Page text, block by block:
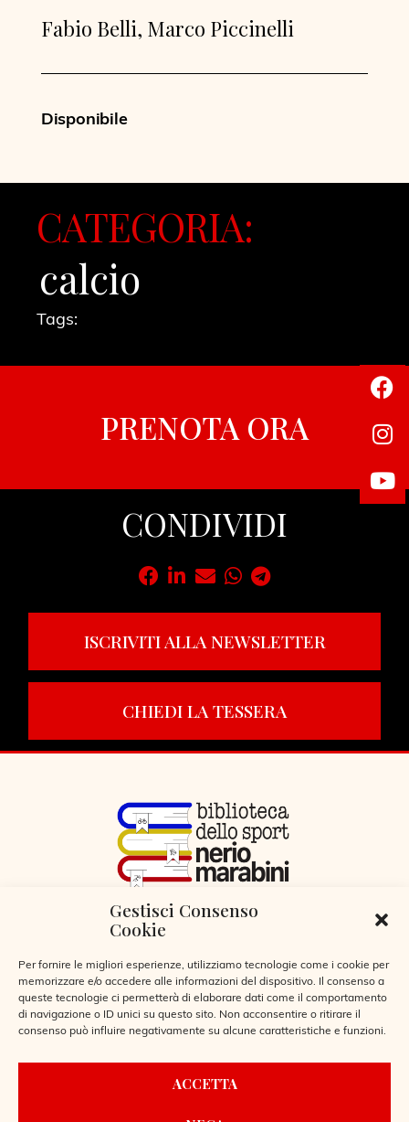
Gestisci Consenso
Cookie
Per fornire le migliori esperienze, utilizziamo tecnologie come i cookie per
memorizzare e/o accedere alle informazioni del dispositivo. Il consenso a
queste tecnologie ci permetterà di elaborare dati come il comportamento
di navigazione o ID unici su questo sito. Non acconsentire o ritirare il
consenso può influire negativamente su alcune caratteristiche e funzioni.
ACCETTA
Fabio Belli, Marco Piccinelli
Disponibile
CATEGORIA:
calcio
Tags:
PRENOTA ORA
CONDIVIDI
ISCRIVITI ALLA NEWSLETTER
CHIEDI LA TESSERA
VIA LIBERTÀ 29, SERIATE (BG)
© 2026
CONTATTI